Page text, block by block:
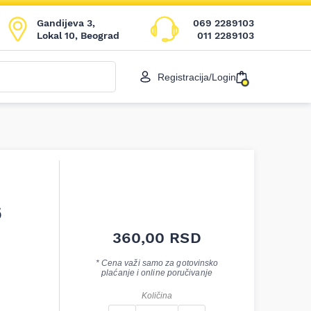
Gandijeva 3,
Lokal 10, Beograd
069 2289103
011 2289103
Registracija/Login
360,00 RSD
* Cena važi samo za gotovinsko
plaćanje i online poručivanje
Količina